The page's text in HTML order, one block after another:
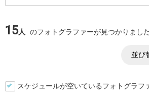
15人 のフォトグラファーが見つかりました
並び
スケジュールが空いているフォトグラフ